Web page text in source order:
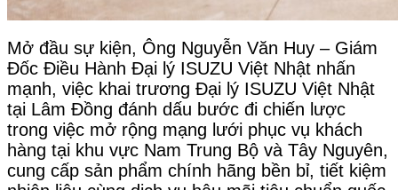
Mở đầu sự kiện, Ông Nguyễn Văn Huy – Giám
Đốc Điều Hành Đại lý ISUZU Việt Nhật nhấn
mạnh, việc khai trương Đại lý ISUZU Việt Nhật
tại Lâm Đồng đánh dấu bước đi chiến lược
trong việc mở rộng mạng lưới phục vụ khách
hàng tại khu vực Nam Trung Bộ và Tây Nguyên,
cung cấp sản phẩm chính hãng bền bỉ, tiết kiệm